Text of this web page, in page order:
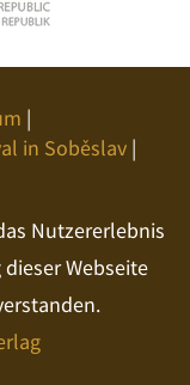
|
in Soběslav |
Nutzererlebnis
Webseite